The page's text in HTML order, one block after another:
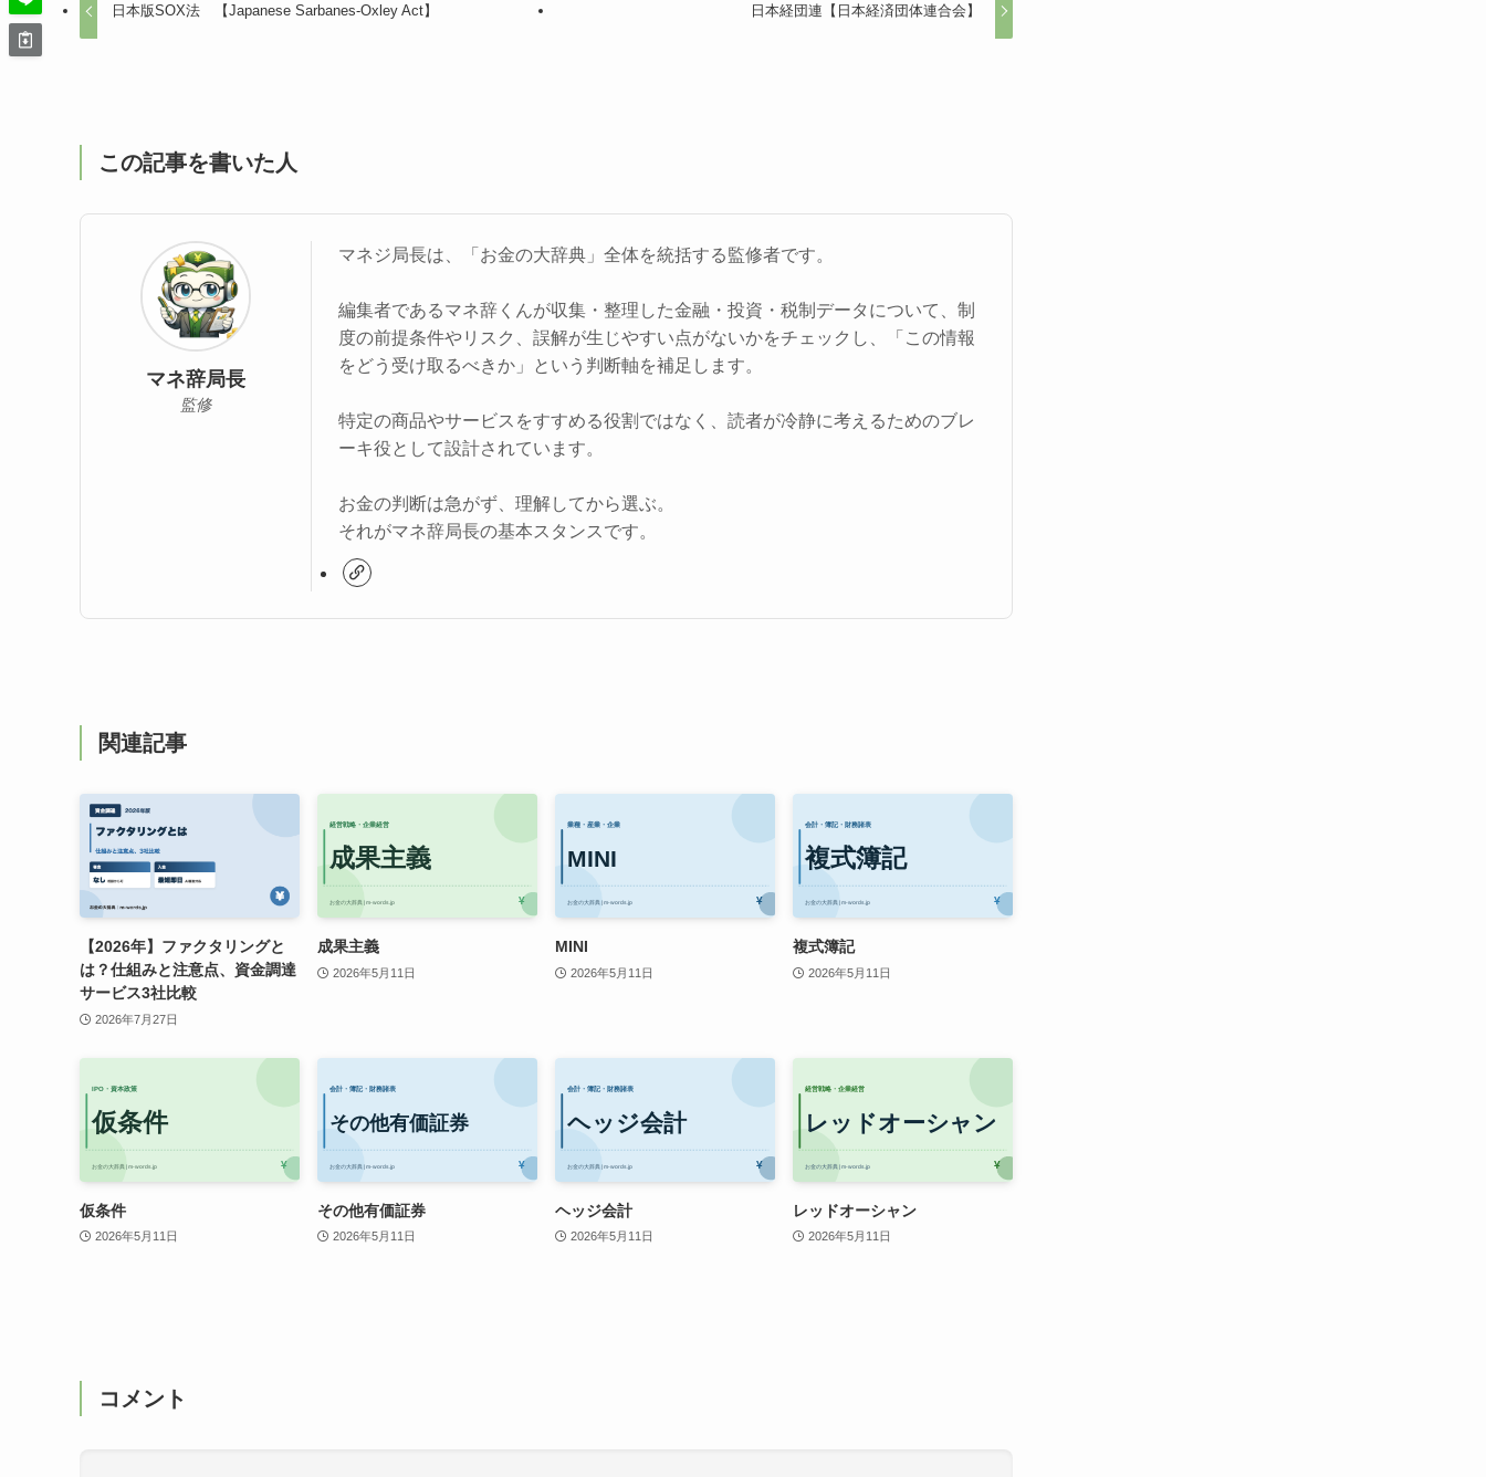
日本版SOX法 【Japanese Sarbanes-Oxley Act】 日本経団連【日本経済団体連合会】
この記事を書いた人
マネ辞局長
監修
マネジ局長は、「お金の大辞典」全体を統括する監修者です。
編集者であるマネ辞くんが収集・整理した金融・投資・税制データについて、制
度の前提条件やリスク、誤解が生じやすい点がないかをチェックし、「この情報
をどう受け取るべきか」という判断軸を補足します。
特定の商品やサービスをすすめる役割ではなく、読者が冷静に考えるためのブレ
ーキ役として設計されています。
お金の判断は急がず、理解してから選ぶ。
それがマネ辞局長の基本スタンスです。
関連記事
【2026年】ファクタリングと
は？仕組みと注意点、資金調達
サービス3社比較
2026年7月27日
成果主義
2026年5月11日
MINI
2026年5月11日
複式簿記
2026年5月11日
仮条件
2026年5月11日
その他有価証券
2026年5月11日
ヘッジ会計
2026年5月11日
レッドオーシャン
2026年5月11日
コメント